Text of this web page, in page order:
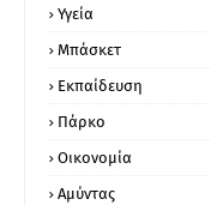
Υγεία
Μπάσκετ
Εκπαίδευση
Πάρκο
Οικονομία
Αμύντας